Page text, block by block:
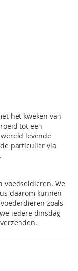
het kweken van
tot een
levende
particulier via
voedseldieren. We
daarom kunnen
zoals
iedere dinsdag